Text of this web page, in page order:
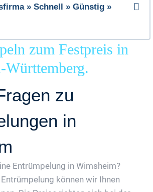
» Schnell » Günstig »
zum Festpreis in
Württemberg.
zu
in
Entrümpelung in Wimsheim?
können wir Ihnen